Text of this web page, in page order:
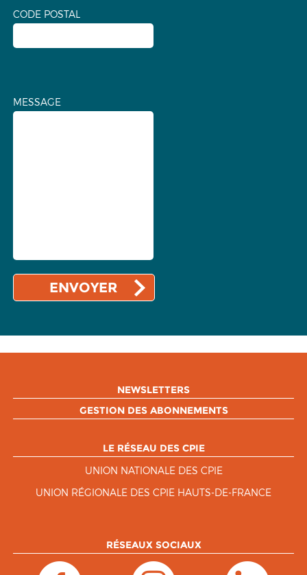
CODE POSTAL
MESSAGE
NEWSLETTERS
GESTION DES ABONNEMENTS
LE RÉSEAU DES CPIE
UNION NATIONALE DES CPIE
UNION RÉGIONALE DES CPIE HAUTS-DE-FRANCE
RÉSEAUX SOCIAUX